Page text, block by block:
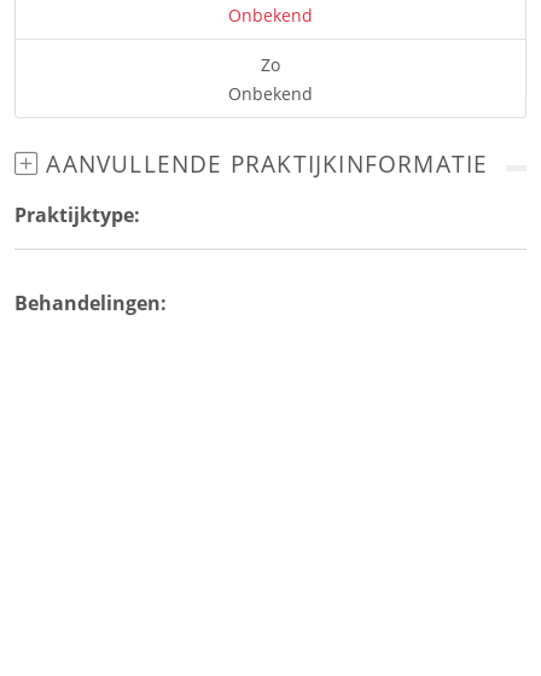
Onbekend
Zo
Onbekend
AANVULLENDE PRAKTIJKINFORMATIE
Praktijktype:
Behandelingen: